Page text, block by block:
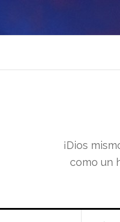
¡Dios
como un